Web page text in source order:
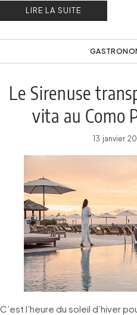
LIRE LA SUITE
Le Sirenuse
vita au Como
13 janvier
C’est l’heure du soleil d’hiver